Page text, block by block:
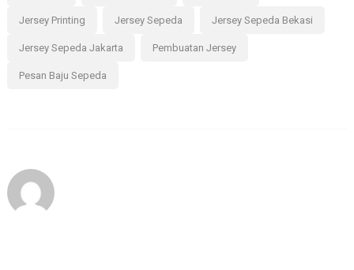
Jersey Printing Jersey Sepeda Jersey Sepeda Bekasi
Jersey Sepeda Jakarta Pembuatan Jersey
Pesan Baju Sepeda